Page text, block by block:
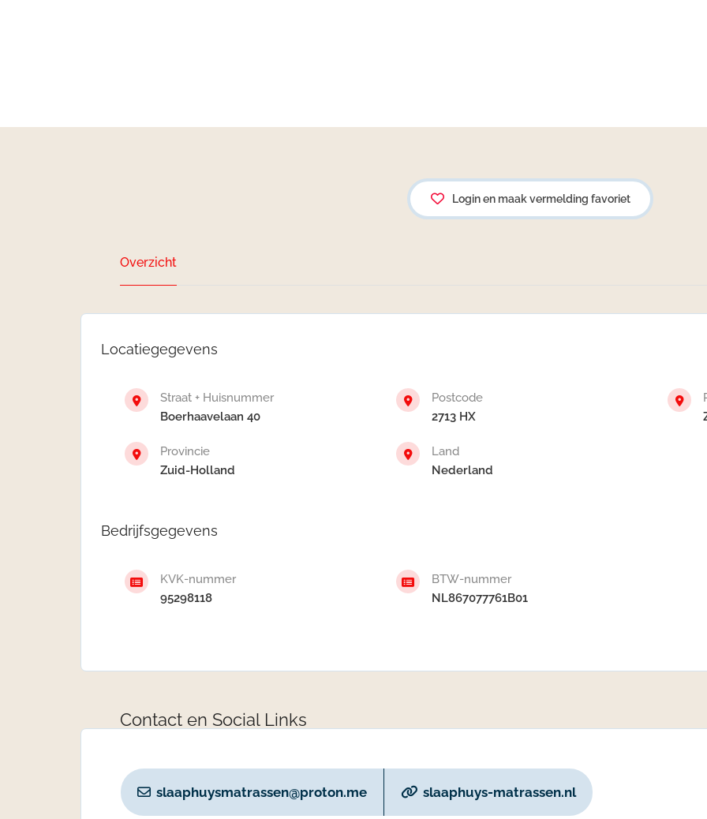
Login en maak vermelding favoriet
Overzicht
Locatiegegevens
Straat + Huisnummer
Boerhaavelaan 40
Postcode
2713 HX
Provincie
Zuid-Holland
Land
Nederland
Bedrijfsgegevens
KVK-nummer
95298118
BTW-nummer
NL867077761B01
Contact en Social Links
slaaphuysmatrassen@proton.me slaaphuys-matrassen.nl